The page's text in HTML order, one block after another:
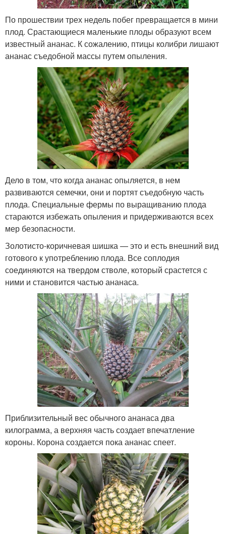
По прошествии трех недель побег превращается в мини
плод. Срастающиеся маленькие плоды образуют всем
известный ананас. К сожалению, птицы колибри лишают
ананас съедобной массы путем опыления.
Дело в том, что когда ананас опыляется, в нем
развиваются семечки, они и портят съедобную часть
плода. Специальные фермы по выращиванию плода
стараются избежать опыления и придерживаются всех
мер безопасности.
Золотисто-коричневая шишка — это и есть внешний вид
готового к употреблению плода. Все соплодия
соединяются на твердом стволе, который срастется с
ними и становится частью ананаса.
Приблизительный вес обычного ананаса два
килограмма, а верхняя часть создает впечатление
короны. Корона создается пока ананас спеет.